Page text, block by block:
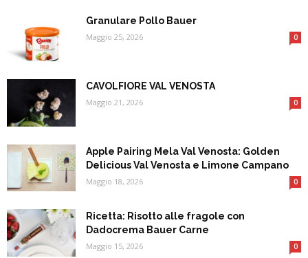
Granulare Pollo Bauer
Maggio 25, 2026 0
CAVOLFIORE VAL VENOSTA
Maggio 21, 2026 0
Apple Pairing Mela Val Venosta: Golden
Delicious Val Venosta e Limone Campano
Maggio 18, 2026 0
Ricetta: Risotto alle fragole con
Dadocrema Bauer Carne
Maggio 15, 2026 0